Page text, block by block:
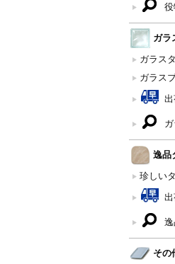
ガラ
ガラス
ガラス
逸品
珍しい
その